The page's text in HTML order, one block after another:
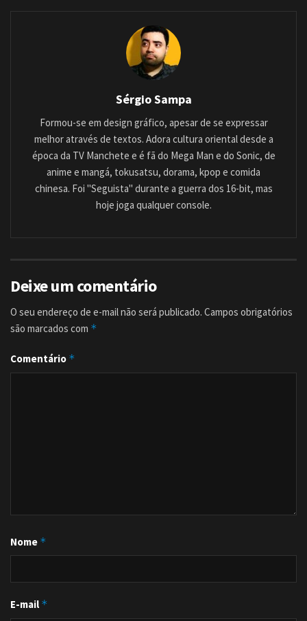
Sérgio Sampa
Formou-se em design gráfico, apesar de se expressar
melhor através de textos. Adora cultura oriental desde a
época da TV Manchete e é fã do Mega Man e do Sonic, de
anime e mangá, tokusatsu, dorama, kpop e comida
chinesa. Foi "Seguista" durante a guerra dos 16-bit, mas
hoje joga qualquer console.
Deixe um comentário
O seu endereço de e-mail não será publicado. Campos obrigatórios
são marcados com *
Comentário *
Nome *
E-mail *